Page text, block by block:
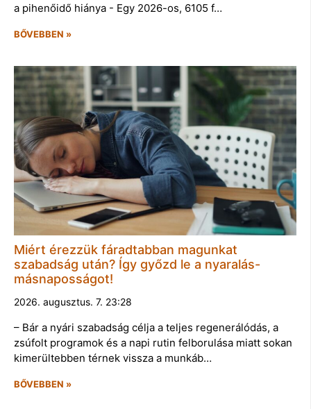
a pihenőidő hiánya - Egy 2026-os, 6105 f…
BŐVEBBEN »
Miért érezzük fáradtabban magunkat
szabadság után? Így győzd le a nyaralás-
másnaposságot!
2026. augusztus. 7. 23:28
– Bár a nyári szabadság célja a teljes regenerálódás, a
zsúfolt programok és a napi rutin felborulása miatt sokan
kimerültebben térnek vissza a munkáb…
BŐVEBBEN »